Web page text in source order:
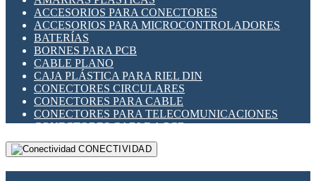
INDICADORES PARA PANEL
INTERFACES DE RELÉ
INTERRUPTORES FIN DE CARRERA
LLAVES CONMUTADORAS
MEDIDORES DE ENERGÍA Y TC'S DE CORRIENTE
MOTORES PASO A PASO
PANTALLAS HMI
PLC -CONTROLADORES LÓGICO PROGRAMABLES
PROGRAMADORES DE HORARIO
RELÉS DE PROTECCIÓN
SENSORES CAPACITIVOS
ACCESORIOS PARA CONECTORES
ACCESORIOS PARA MICROCONTROLADORES
BATERÍAS
BORNES PARA PCB
CABLE PLANO
CAJA PLÁSTICA PARA RIEL DIN
CONECTORES CIRCULARES
CONECTORES PARA CABLE
CONECTORES PARA TELECOMUNICACIONES
CONECTORES CABLE A PCB
CONECTORES PCB A CABLE
DIP SWITCHESCONECTIVIDAD